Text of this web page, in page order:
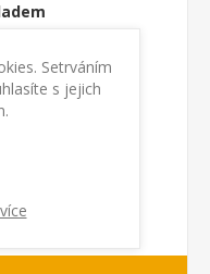
Setrváním
s jejich